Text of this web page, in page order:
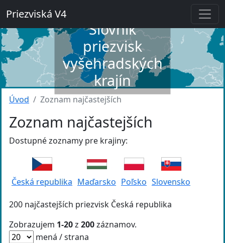
Priezviská V4
Slovník
priezvisk
vyšehradských
krajín
Úvod Zoznam najčastejších
Zoznam najčastejších
Dostupné zoznamy pre krajiny:
Česká republika Maďarsko Poľsko Slovensko
200 najčastejších priezvisk Česká republika
Zobrazujem 1-20z 200záznamov.
mená / strana